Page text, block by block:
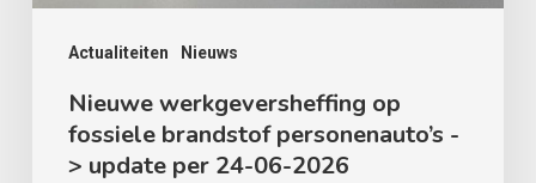
Actualiteiten Nieuws
24-
2026Nieuwe werkgeversheffing op
fossiele brandstof personenauto’s -
> update per 24-06-2026